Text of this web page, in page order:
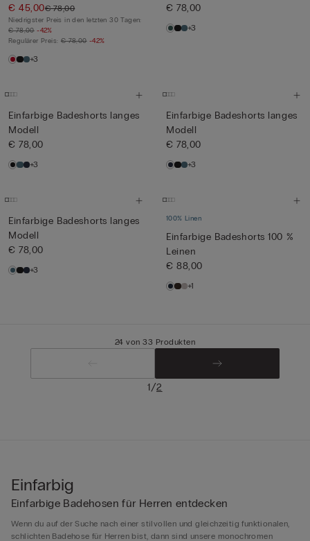
€ 45,00€ 78,00
Niedrigster Preis in den letzten 30 Tagen:
€ 78,00 -42%
Regulärer Preis: € 78,00 -42%
+3
€ 78,00
+3
Einfarbige Badeshorts langes
Modell
€ 78,00
+3
Einfarbige Badeshorts langes
Modell
€ 78,00
+3
Einfarbige Badeshorts langes
Modell
€ 78,00
+3
100% Linen
Einfarbige Badeshorts 100 %
Leinen
€ 88,00
+1
24 von 33 Produkten
1/2
Einfarbig
Einfarbige Badehosen für Herren entdecken
Wenn du auf der Suche nach einer stilvollen und gleichzeitig funktionalen,
schlichten Badehose für Herren bist, dann sind unsere monochromen